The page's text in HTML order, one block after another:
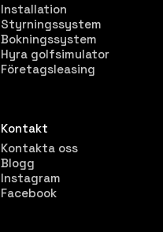
Installation
Styrningssystem
Bokningssystem
Hyra golfsimulator
Företagsleasing
Kontakt
Kontakta oss
Blogg
Instagram
Facebook